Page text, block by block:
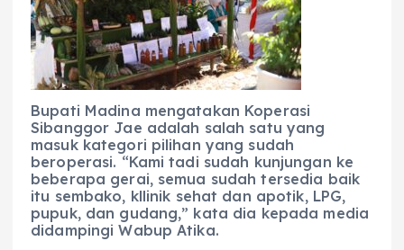
Bupati Madina mengatakan Koperasi
Sibanggor Jae adalah salah satu yang
masuk kategori pilihan yang sudah
beroperasi. “Kami tadi sudah kunjungan ke
beberapa gerai, semua sudah tersedia baik
itu sembako, kllinik sehat dan apotik, LPG,
pupuk, dan gudang,” kata dia kepada media
didampingi Wabup Atika.